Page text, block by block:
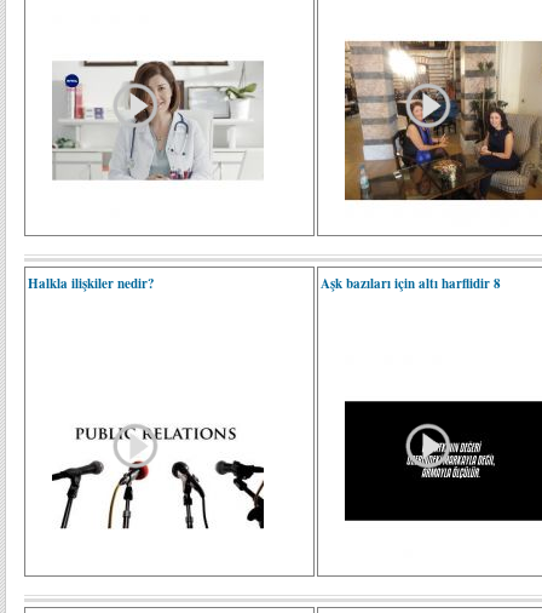
Halkla ilişkiler nedir? Aşk bazıları için altı harflidir 8